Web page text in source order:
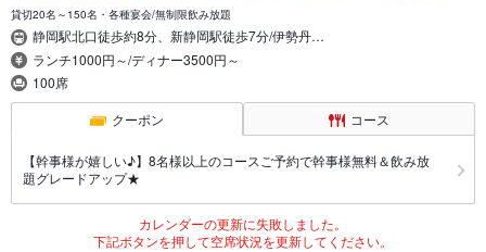
貸切20名～150名・各種宴会/無制限飲み放題
静岡駅北口徒歩約8分、新静岡駅徒歩7分/伊勢丹…
ランチ1000円～/ディナー3500円～
100席
クーポン コース
【幹事様が嬉しい♪】8名様以上のコースご予約で幹事様無料＆飲み放
題グレードアップ★
カレンダーの更新に失敗しました。
下記ボタンを押して空席状況を更新してください。